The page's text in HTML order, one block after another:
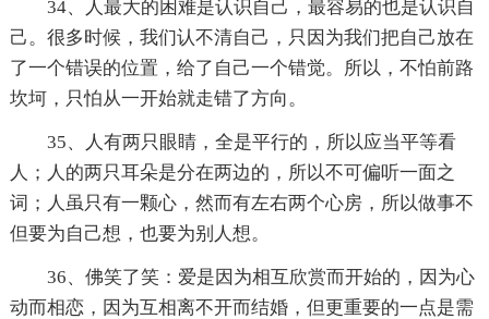
34、人最大的困难是认识自己，最容易的也是认识自
己。很多时候，我们认不清自己，只因为我们把自己放在
了一个错误的位置，给了自己一个错觉。所以，不怕前路
坎坷，只怕从一开始就走错了方向。
35、人有两只眼睛，全是平行的，所以应当平等看
人；人的两只耳朵是分在两边的，所以不可偏听一面之
词；人虽只有一颗心，然而有左右两个心房，所以做事不
但要为自己想，也要为别人想。
36、佛笑了笑：爱是因为相互欣赏而开始的，因为心
动而相恋，因为互相离不开而结婚，但更重要的一点是需